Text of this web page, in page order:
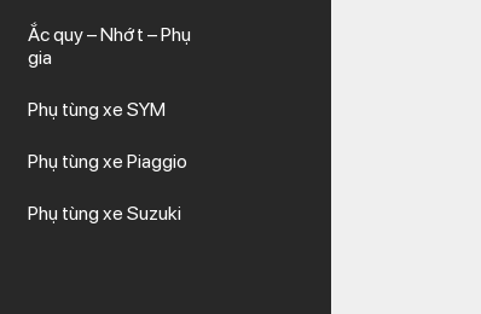
Ắc quy – Nhớt – Phụ
gia
Phụ tùng xe SYM
Phụ tùng xe Piaggio
Phụ tùng xe Suzuki